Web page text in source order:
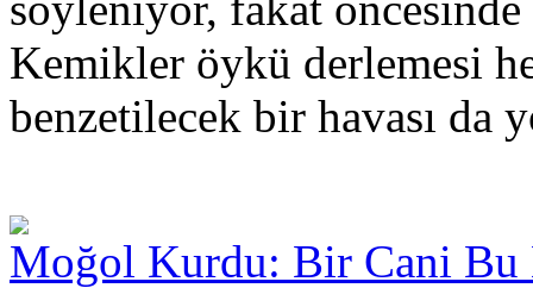
Kemikler öykü derlemesi
benzetilecek bir havası da
Moğol Kurdu: Bir Cani Bu